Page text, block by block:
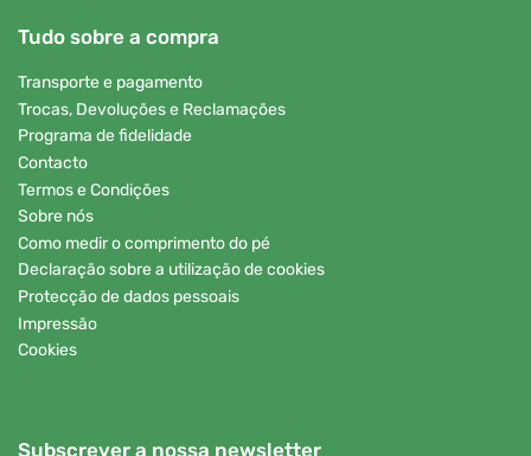
Tudo sobre a compra
Transporte e pagamento
Trocas, Devoluções e Reclamações
Programa de fidelidade
Contacto
Termos e Condições
Sobre nós
Como medir o comprimento do pé
Declaração sobre a utilização de cookies
Protecção de dados pessoais
Impressão
Cookies
Subscrever a nossa newsletter